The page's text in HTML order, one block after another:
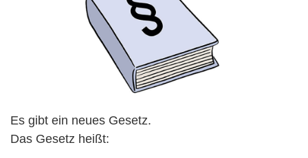
Es gibt ein neues Gesetz.
Das Gesetz heißt: